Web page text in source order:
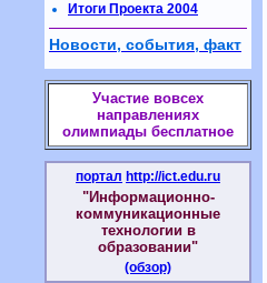
Итоги Проекта 2004
Новости, события, факт
Участие вовсех
направлениях
олимпиады бесплатное
портал http://ict.edu.ru
"Информационно-
коммуникационные
технологии в
образовании"
(обзор)